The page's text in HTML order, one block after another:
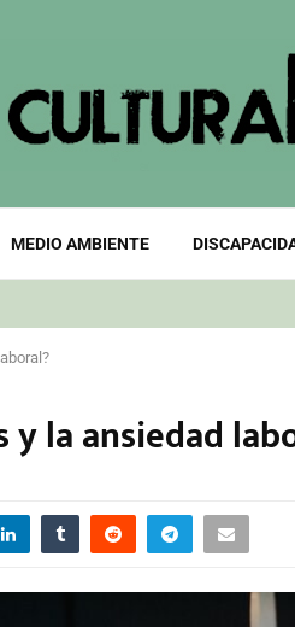
MEDIO AMBIENTE
la ansiedad